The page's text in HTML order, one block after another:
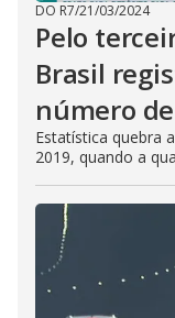
DO R7/21/03/2024
Pelo
Brasil
número
Estatística quebra
2019, quando a